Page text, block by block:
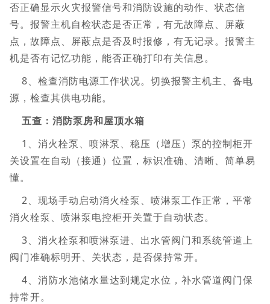
否正确显示火灾报警信号和消防设施的动作、状态信
号。报警主机自检状态是否正常，有无故障点、屏蔽
点，故障点、屏蔽点是否及时报修，有无记录。报警主
机是否有记忆功能，能否正确打印有关信息。
8、检查消防电源工作状况。切换报警主机主、备电
源，检查其供电功能。
五查：消防泵房和屋顶水箱
1、消火栓泵、喷淋泵、稳压（增压）泵的控制柜开
关设置在自动（接通）位置，标识准确、清晰、简单易
懂。
2、现场手动启动消火栓泵、喷淋泵工作正常，平常
消火栓泵、喷淋泵电控柜开关置于自动状态。
3、消火栓泵和喷淋泵进、出水管阀门和系统管道上
阀门准确标明开、关状态，是否保持常开。
4、消防水池储水量达到规定水位，补水管道阀门保
持常开。